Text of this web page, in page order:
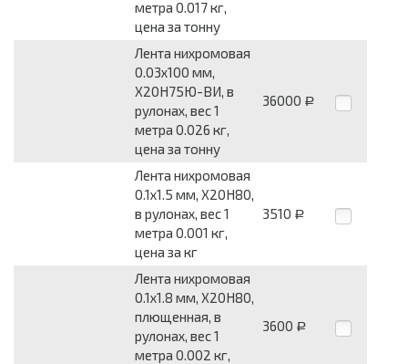
метра 0.017 кг,
цена за тонну
Лента нихромовая
0.03x100 мм,
Х20Н75Ю-ВИ, в
рулонах, вес 1
метра 0.026 кг,
цена за тонну
36000 Р
Лента нихромовая
0.1x1.5 мм, Х20Н80,
в рулонах, вес 1
метра 0.001 кг,
цена за кг
3510 Р
Лента нихромовая
0.1x1.8 мм, Х20Н80,
плющенная, в
рулонах, вес 1
метра 0.002 кг,
3600 Р